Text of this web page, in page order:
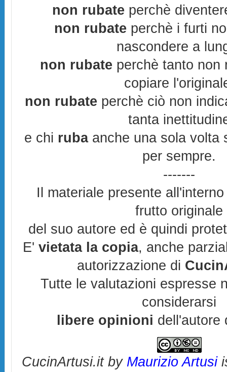
non rubate perchè
non rubate perchè i furti
nascondere a
non rubate perchè tanto non
copiare
non rubate perchè ciò non
tanta
e chi rubaanche una sola volta
per sempre.
-------
Il materiale presente
frutto originale
del suo autore ed è quindi
E'vietata la copia, anche
autorizzazione di
Tutte le valutazioni espresse
considerarsi
libere opinioni dell'autore
CucinArtusi.itby Maurizio Artusi